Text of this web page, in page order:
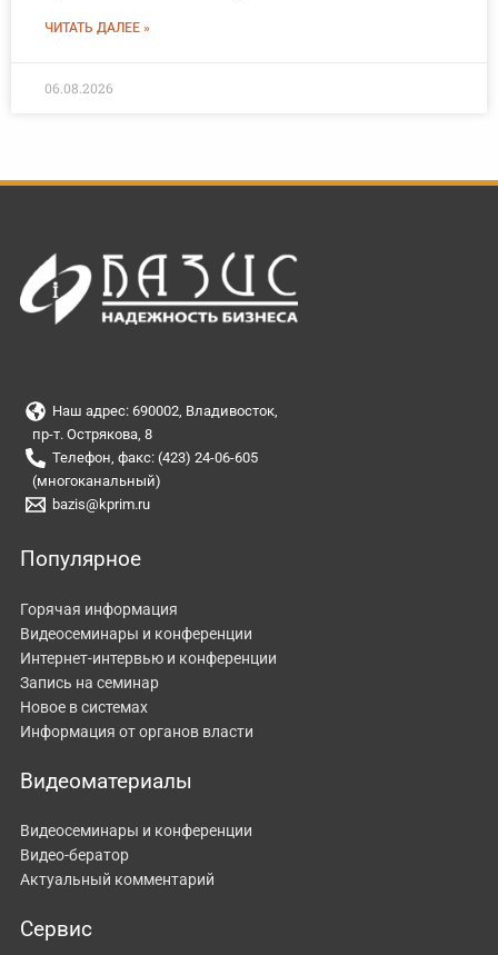
ЧИТАТЬ ДАЛЕЕ »
06.08.2026
Наш адрес: 690002, Владивосток,
пр-т. Острякова, 8
Телефон, факс: (423) 24-06-605
(многоканальный)
bazis@kprim.ru
Популярное
Горячая информация
Видеосеминары и конференции
Интернет-интервью и конференции
Запись на семинар
Новое в системах
Информация от органов власти
Видеоматериалы
Видеосеминары и конференции
Видео-бератор
Актуальный комментарий
Сервис